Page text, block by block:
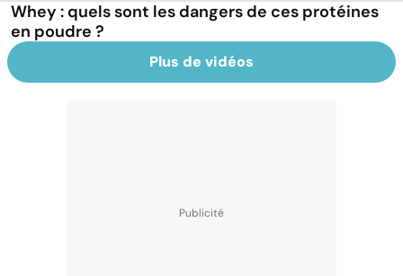
Whey : quels sont les dangers de ces protéines
en poudre ?
Plus de vidéos